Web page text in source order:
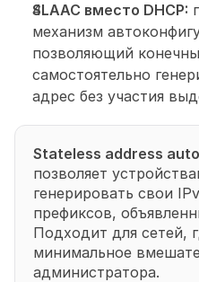
SLAAC вместо DHCP:
механизм
позволяющий
самостоятельно
адрес без участия
Stateless address
позволяет
генерировать свои
префиксов,
Подходит для сетей,
минимальное
администратора.